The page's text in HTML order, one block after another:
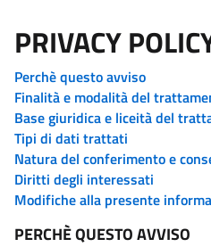
PRIVACY
Perchè questo avviso
Finalità e modalità del
Base giuridica e liceità del
Tipi di dati trattati
Natura del conferimento e
Diritti degli interessati
Modifiche alla presente
PERCHÈ QUESTO AVVISO